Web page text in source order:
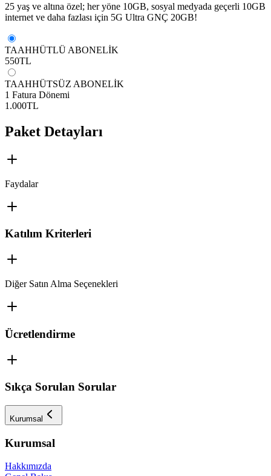
25 yaş ve altına özel; her yöne 10GB, sosyal medyada geçerli 10GB
internet ve daha fazlası için 5G Ultra GNÇ 20GB!
TAAHHÜTLÜ ABONELİK
550TL
TAAHHÜTSÜZ ABONELİK
1 Fatura Dönemi
1.000TL
Paket Detayları
Faydalar
Katılım Kriterleri
Diğer Satın Alma Seçenekleri
Ücretlendirme
Sıkça Sorulan Sorular
Kurumsal
Kurumsal
Hakkımızda